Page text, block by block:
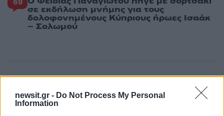
newsit.gr - Do Not Process My Personal
Information
69
σε εκδήλωση μνήμης για τους
δολοφονημένους Κύπριους ήρωες Ισαάκ
– Σολωμού
: Περισσότερα άρθρα